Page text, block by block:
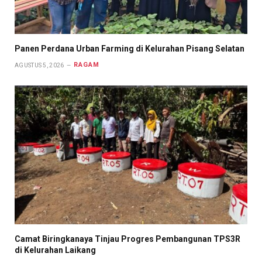
Panen Perdana Urban Farming di Kelurahan Pisang Selatan
AGUSTUS 5, 2026 RAGAM
Camat Biringkanaya Tinjau Progres Pembangunan TPS3R
di Kelurahan Laikang